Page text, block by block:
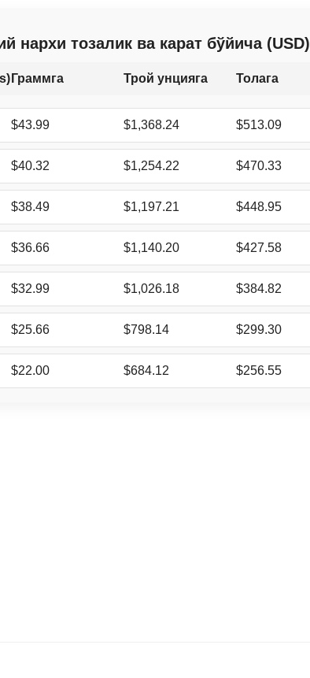
нархи тозалик ва карат бўйича (USD)
Граммга Трой унцияга Толага
$43.99 $1,368.24 $513.09
$40.32 $1,254.22 $470.33
$38.49 $1,197.21 $448.95
$36.66 $1,140.20 $427.58
$32.99 $1,026.18 $384.82
$25.66 $798.14 $299.30
$22.00 $684.12 $256.55